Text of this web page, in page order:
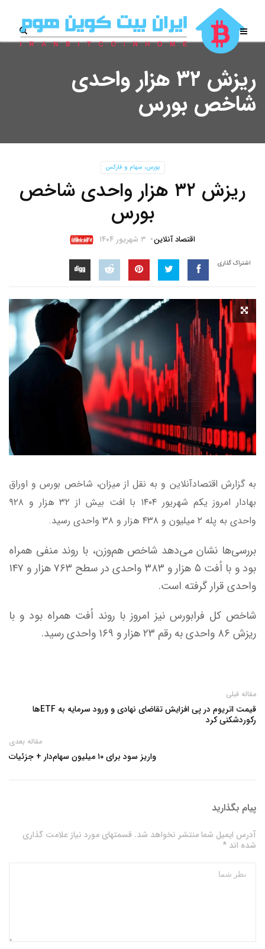
ریزش ۳۲ هزار واحدی
شاخص بورس
بورس، سهام و فارکس
ریزش ۳۲ هزار واحدی شاخص
بورس
اقتصاد آنلاین ۳ شهریور ۱۴۰۴
اشتراک گذاری
به گزارش اقتصادآنلاین و به نقل از میزان، شاخص بورس و اوراق
بهادار امروز یکم شهریور ۱۴۰۴ با افت بیش از ۳۲ هزار و ۹۲۸
واحدی به پله ۲ میلیون و ۴۳۸ هزار و ۳۸ واحدی رسید.
بررسی‌ها نشان می‌دهد شاخص هم‌وزن، با روند منفی همراه
بود و با اُفت ۵ هزار و ۳۸۳ واحدی در سطح ۷۶۳ هزار و ۱۴۷
واحدی قرار گرفته است.
شاخص کل فرابورس نیز امروز با روند اُفت همراه بود و با
ریزش ۸۶ واحدی به رقم ۲۳ هزار و ۱۶۹ واحدی رسید.
مقاله قبلی
قیمت اتریوم در پی افزایش تقاضای نهادی و ورود سرمایه به ETFها
رکوردشکنی کرد
مقاله بعدی
واریز سود برای ۱۰ میلیون سهام‌دار + جزئیات
پیام بگذارید
آدرس ایمیل شما منتشر نخواهد شد. قسمتهای مورد نیاز علامت گذاری
شده اند *